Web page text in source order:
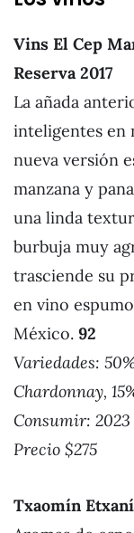
Vins El Cep
Reserva 2017
La añada
inteligentes en
nueva versión
manzana y
una linda
burbuja muy
trasciende su
en vino
México. 92
Variedades:
Chardonnay,
Consumir:
Precio $275
Txaomín